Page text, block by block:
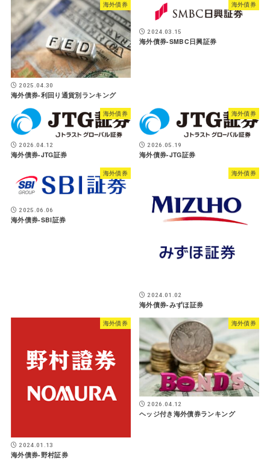
海外債券
2025.04.30
海外債券-利回り通貨別ランキング
海外債券
2024.03.15
海外債券-SMBC日興証券
海外債券
2026.04.12
海外債券-JTG証券
海外債券
2026.05.19
海外債券-JTG証券
海外債券
2025.06.06
海外債券-SBI証券
海外債券
2024.01.02
海外債券-みずほ証券
海外債券
2024.01.13
海外債券-野村証券
海外債券
2026.04.12
ヘッジ付き海外債券ランキング